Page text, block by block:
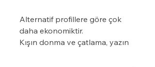
Alternatif profillere göre çok
daha ekonomiktir.
Kışın donma ve çatlama, yazın